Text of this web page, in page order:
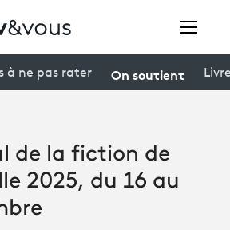
à ne pas rater On soutient
de la fiction de
2025, du 16 au